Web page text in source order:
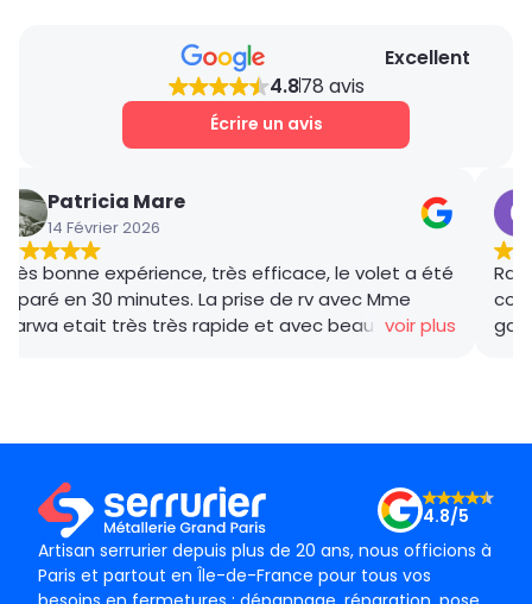
Excellent
4.878 avis
Écrire un avis
Patricia Mare
14 Février 2026
Très bonne expérience, très efficace, le volet a été
réparé en 30 minutes. La prise de rv avec Mme
Marwa etait très très rapide et avec beaucoup de
voir plus
Artisan serrurier depuis plus de 20 ans, nous officions à
Paris et partout en Île-de-France pour tous vos
4.8/5